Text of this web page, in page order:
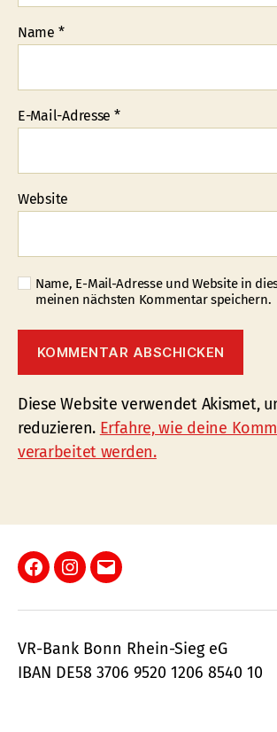
Name *
E-Mail-Adresse *
Website
Name, E-Mail-Adresse und Website in
meinen nächsten Kommentar speichern.
Diese Website verwendet Akismet,
reduzieren. Erfahre, wie deine
verarbeitet werden.
Facebook
Instagram
E-
VR-Bank Bonn Rhein-Sieg eG
IBAN DE58 3706 9520 1206 8540 10